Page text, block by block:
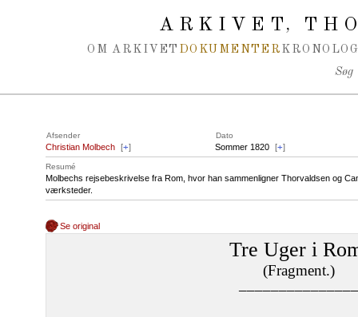
ARKIVET,
OM ARKIVET DOKUMENTER
Søg
Afsender Dato
Christian Molbech [+] Sommer 1820 [+]
Resumé
Molbechs rejsebeskrivelse fra Rom, hvor han sammenligner Thorvaldsen og
værksteder.
Se original
Tre Uger i
(Fragment.)
–––––––––––––––